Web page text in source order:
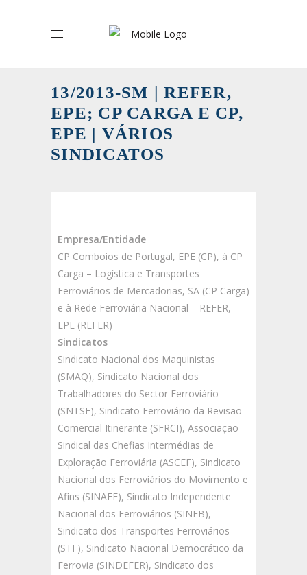
13/2013-SM | REFER,
EPE; CP CARGA E CP,
EPE | VÁRIOS
SINDICATOS
Empresa/Entidade
CP Comboios de Portugal, EPE (CP), à CP
Carga – Logística e Transportes
Ferroviários de Mercadorias, SA (CP Carga)
e à Rede Ferroviária Nacional – REFER,
EPE (REFER)
Sindicatos
Sindicato Nacional dos Maquinistas
(SMAQ), Sindicato Nacional dos
Trabalhadores do Sector Ferroviário
(SNTSF), Sindicato Ferroviário da Revisão
Comercial Itinerante (SFRCI), Associação
Sindical das Chefias Intermédias de
Exploração Ferroviária (ASCEF), Sindicato
Nacional dos Ferroviários do Movimento e
Afins (SINAFE), Sindicato Independente
Nacional dos Ferroviários (SINFB),
Sindicato dos Transportes Ferroviários
(STF), Sindicato Nacional Democrático da
Ferrovia (SINDEFER), Sindicato dos